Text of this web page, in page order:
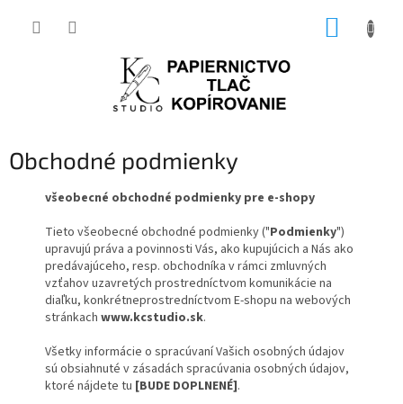
Obchodné podmienky
všeobecné obchodné podmienky pre e-shopy
Tieto všeobecné obchodné podmienky ("Podmienky")
upravujú práva a povinnosti Vás, ako kupujúcich a Nás ako
predávajúceho, resp. obchodníka v rámci zmluvných
vzťahov uzavretých prostredníctvom komunikácie na
diaľku, konkrétneprostredníctvom E-shopu na webových
stránkach www.kcstudio.sk.
Všetky informácie o spracúvaní Vašich osobných údajov
sú obsiahnuté v zásadách spracúvania osobných údajov,
ktoré nájdete tu [BUDE DOPLNENÉ].